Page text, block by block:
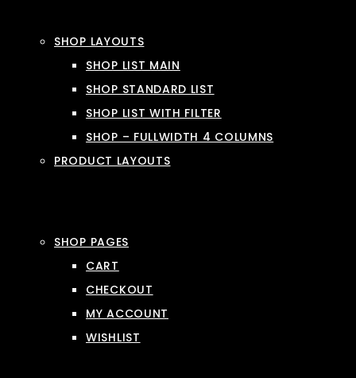
SHOP LAYOUTS
SHOP LIST MAIN
SHOP STANDARD LIST
SHOP LIST WITH FILTER
SHOP – FULLWIDTH 4 COLUMNS
PRODUCT LAYOUTS
SHOP PAGES
CART
CHECKOUT
MY ACCOUNT
WISHLIST